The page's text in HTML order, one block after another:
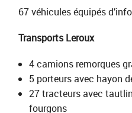
67 véhicules équipés
Transports Leroux
4 camions remorques
5 porteurs avec hayon
27 tracteurs avec
fourgons